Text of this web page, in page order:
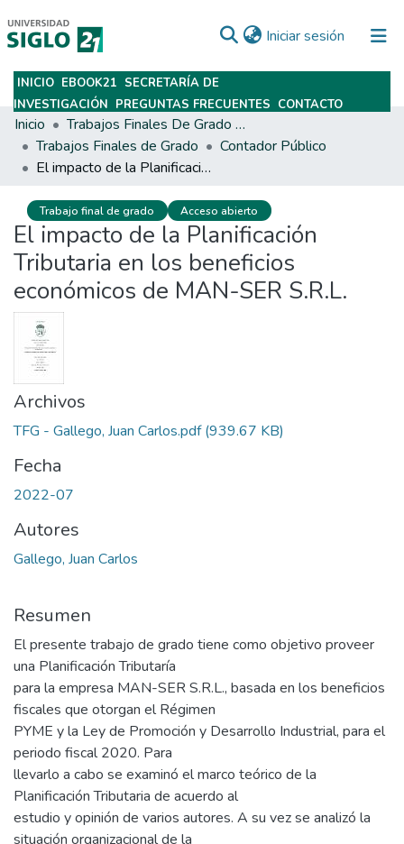
Iniciar sesión (current)
Subir
INICIO EBOOK21 SECRETARÍA DE
INVESTIGACIÓN PREGUNTAS FRECUENTES CONTACTO
Inicio
Trabajos Finales De Grado Y Posgrado
Trabajos Finales de Grado
Contador Público
El impacto de la Planificación Tributaria en los beneficios económicos de MAN-SER S.R.L.
Trabajo final de grado Acceso abierto
El impacto de la Planificación
Tributaria en los beneficios
económicos de MAN-SER S.R.L.
Archivos
TFG - Gallego, Juan Carlos.pdf(939.67 KB)
Fecha
2022-07
Autores
Gallego, Juan Carlos
Resumen
El presente trabajo de grado tiene como objetivo proveer
una Planificación Tributaría
para la empresa MAN-SER S.R.L., basada en los beneficios
fiscales que otorgan el Régimen
PYME y la Ley de Promoción y Desarrollo Industrial, para el
periodo fiscal 2020. Para
llevarlo a cabo se examinó el marco teórico de la
Planificación Tributaria de acuerdo al
estudio y opinión de varios autores. A su vez se analizó la
situación organizacional de la